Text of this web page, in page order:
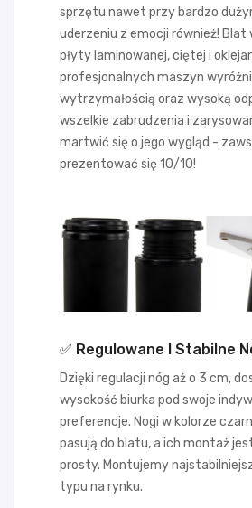
sprzętu nawet przy bardzo
uderzeniu z emocji również! Blat
płyty laminowanej, ciętej i
profesjonalnych maszyn
wytrzymałością oraz wysoką
wszelkie zabrudzenia i
martwić się o jego wygląd -
prezentować się 10/10!
✅ Regulowane I Stabilne
Dzięki regulacji nóg aż o 3 cm,
wysokość biurka pod swoje
preferencje. Nogi w kolorze
pasują do blatu, a ich montaż
prosty. Montujemy
typu na rynku.